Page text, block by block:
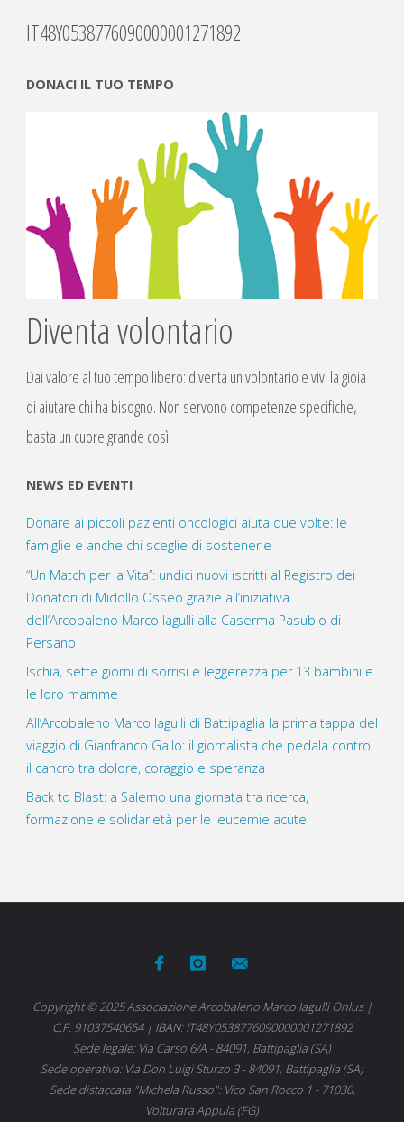
IT48Y0538776090000001271892
DONACI IL TUO TEMPO
Diventa volontario
Dai valore al tuo tempo libero: diventa un volontario e vivi la gioia
di aiutare chi ha bisogno. Non servono competenze specifiche,
basta un cuore grande così!
NEWS ED EVENTI
Donare ai piccoli pazienti oncologici aiuta due volte: le
famiglie e anche chi sceglie di sostenerle
“Un Match per la Vita”: undici nuovi iscritti al Registro dei
Donatori di Midollo Osseo grazie all’iniziativa
dell’Arcobaleno Marco Iagulli alla Caserma Pasubio di
Persano
Ischia, sette giorni di sorrisi e leggerezza per 13 bambini e
le loro mamme
All’Arcobaleno Marco Iagulli di Battipaglia la prima tappa del
viaggio di Gianfranco Gallo: il giornalista che pedala contro
il cancro tra dolore, coraggio e speranza
Back to Blast: a Salerno una giornata tra ricerca,
formazione e solidarietà per le leucemie acute
Copyright © 2025 Associazione Arcobaleno Marco Iagulli Onlus |
C.F. 91037540654 | IBAN: IT48Y0538776090000001271892
Sede legale: Via Carso 6/A - 84091, Battipaglia (SA)
Sede operativa: Via Don Luigi Sturzo 3 - 84091, Battipaglia (SA)
Sede distaccata "Michela Russo": Vico San Rocco 1 - 71030,
Volturara Appula (FG)